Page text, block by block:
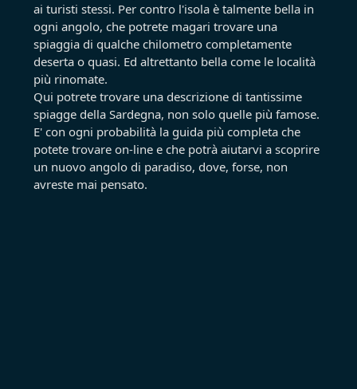
ai turisti stessi. Per contro l'isola è talmente bella in
ogni angolo, che potrete magari trovare una
spiaggia di qualche chilometro completamente
deserta o quasi. Ed altrettanto bella come le località
più rinomate.
Qui potrete trovare una descrizione di tantissime
spiagge della Sardegna, non solo quelle più famose.
E' con ogni probabilità la guida più completa che
potete trovare on-line e che potrà aiutarvi a scoprire
un nuovo angolo di paradiso, dove, forse, non
avreste mai pensato.